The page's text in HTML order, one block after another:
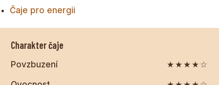
Čaje pro energii
Charakter čaje
Povzbuzení ★★★★☆